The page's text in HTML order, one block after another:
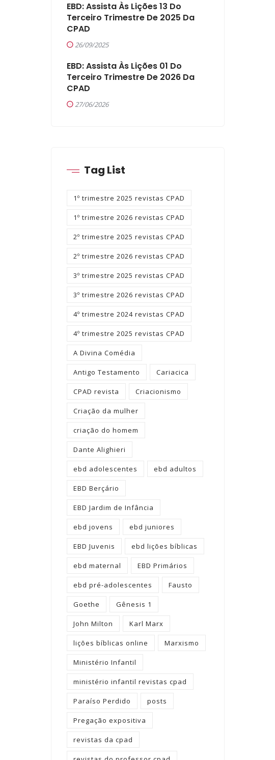
EBD: Assista Às Lições 13 Do
Terceiro Trimestre De 2025 Da
CPAD
26/09/2025
EBD: Assista Às Lições 01 Do
Terceiro Trimestre De 2026 Da
CPAD
27/06/2026
Tag List
1º trimestre 2025 revistas CPAD
1º trimestre 2026 revistas CPAD
2º trimestre 2025 revistas CPAD
2º trimestre 2026 revistas CPAD
3º trimestre 2025 revistas CPAD
3º trimestre 2026 revistas CPAD
4º trimestre 2024 revistas CPAD
4º trimestre 2025 revistas CPAD
A Divina Comédia
Antigo Testamento Cariacica
CPAD revista Criacionismo
Criação da mulher
criação do homem
Dante Alighieri
ebd adolescentes ebd adultos
EBD Berçário
EBD Jardim de Infância
ebd jovens ebd juniores
EBD Juvenis ebd lições bíblicas
ebd maternal EBD Primários
ebd pré-adolescentes Fausto
Goethe Gênesis 1
John Milton Karl Marx
lições bíblicas online Marxismo
Ministério Infantil
ministério infantil revistas cpad
Paraíso Perdido posts
Pregação expositiva
revistas da cpad